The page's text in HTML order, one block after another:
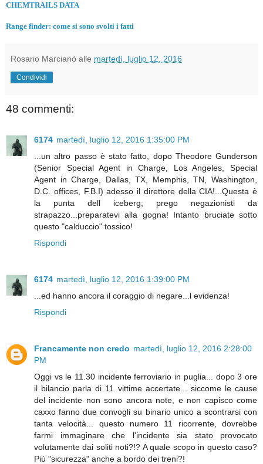
CHEMTRAILS DATA
Range finder: come si sono svolti i fatti
Rosario Marcianò alle martedì, luglio 12, 2016
Condividi
48 commenti:
6174 martedì, luglio 12, 2016 1:35:00 PM
...un altro passo è stato fatto, dopo Theodore Gunderson
(Senior Special Agent in Charge, Los Angeles, Special
Agent in Charge, Dallas, TX, Memphis, TN, Washington,
D.C. offices, F.B.I) adesso il direttore della CIA!...Questa è
la punta dell iceberg; prego negazionisti da
strapazzo...preparatevi alla gogna! Intanto bruciate sotto
questo "calduccio" tossico!
Rispondi
6174 martedì, luglio 12, 2016 1:39:00 PM
...ed hanno ancora il coraggio di negare...l evidenza!
Rispondi
Francamente non credo martedì, luglio 12, 2016 2:28:00
PM
Oggi vs le 11.30 incidente ferroviario in puglia... dopo 3 ore
il bilancio parla di 11 vittime accertate... siccome le cause
del incidente non sono ancora note, e non capisco come
caxxo fanno due convogli su binario unico a scontrarsi con
tanta velocità... questo numero 11 ricorrente, dovrebbe
farmi immaginare che l'incidente sia stato provocato
volutamente dai soliti noti?!? A quale scopo in questo caso?
Più "sicurezza" anche a bordo dei treni?!